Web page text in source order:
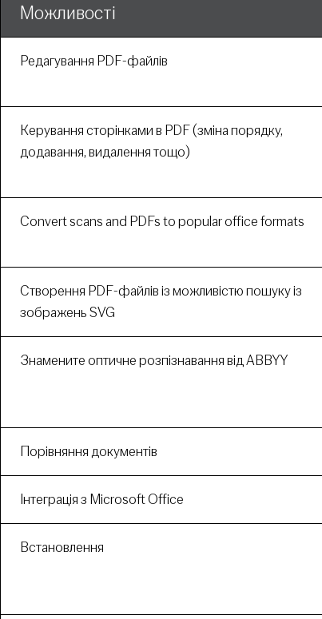
Можливості
Редагування PDF-файлів
Керування сторінками в PDF (зміна порядку,
додавання, видалення тощо)
Convert scans and PDFs to popular office formats
Створення PDF-файлів із можливістю пошуку із
зображень SVG
Знамените оптичне розпізнавання від ABBYY
Порівняння документів
Інтеграція з Microsoft Office
Встановлення